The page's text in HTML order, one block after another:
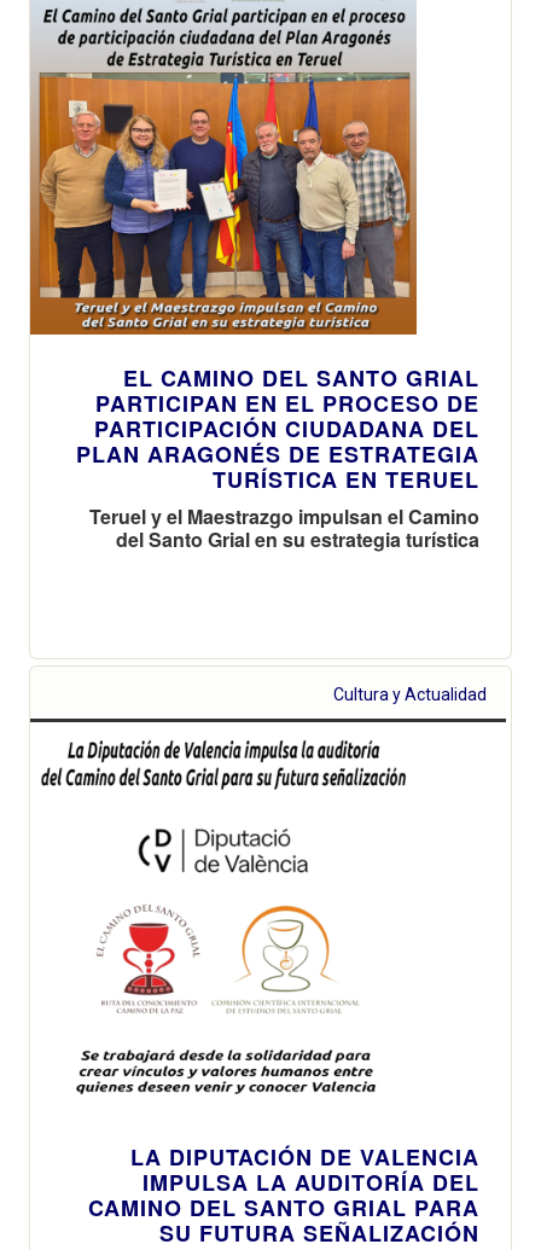
EL CAMINO DEL SANTO GRIAL
PARTICIPAN EN EL PROCESO DE
PARTICIPACIÓN CIUDADANA DEL
PLAN ARAGONÉS DE ESTRATEGIA
TURÍSTICA EN TERUEL
Teruel y el Maestrazgo impulsan el Camino
del Santo Grial en su estrategia turística
Cultura y Actualidad
LA DIPUTACIÓN DE VALENCIA
IMPULSA LA AUDITORÍA DEL
CAMINO DEL SANTO GRIAL PARA
SU FUTURA SEÑALIZACIÓN